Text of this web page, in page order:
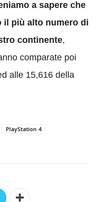
a sapere che
il più alto numero di
continente,
comparate poi
alle 15,616 della
PlayStation 4